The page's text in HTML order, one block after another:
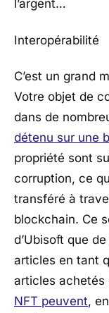
l’argent…
Interopérabilité
C’est un grand
Votre objet de
dans de
détenu sur une
propriété sont
corruption, ce
transféré à
blockchain. Ce
d’Ubisoft que
articles en tant
articles achetés
NFT peuvent,